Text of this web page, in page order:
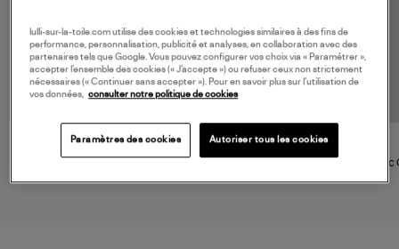
lulli-sur-la-toile.com utilise des cookies et technologies similaires à des fins de
performance, personnalisation, publicité et analyses, en collaboration avec des
partenaires tels que Google. Vous pouvez configurer vos choix via « Paramétrer »,
accepter l’ensemble des cookies (« J’accepte ») ou refuser ceux non strictement
nécessaires (« Continuer sans accepter »). Pour en savoir plus sur l’utilisation de
vos données, consulter notre politique de cookies
Paramètres des cookies Autoriser tous les cookies